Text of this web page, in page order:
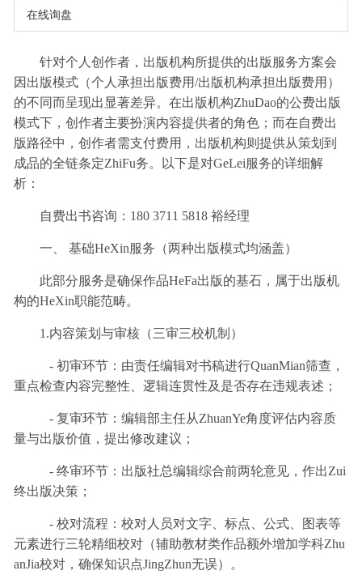
在线询盘
针对个人创作者，出版机构所提供的出版服务方案会
因出版模式（个人承担出版费用/出版机构承担出版费用）
的不同而呈现出显著差异。在出版机构ZhuDao的公费出版
模式下，创作者主要扮演内容提供者的角色；而在自费出
版路径中，创作者需支付费用，出版机构则提供从策划到
成品的全链条定ZhiFu务。以下是对GeLei服务的详细解
析：
自费出书咨询：180 3711 5818 裕经理
一、 基础HeXin服务（两种出版模式均涵盖）
此部分服务是确保作品HeFa出版的基石，属于出版机
构的HeXin职能范畴。
1.内容策划与审核（三审三校机制）
- 初审环节：由责任编辑对书稿进行QuanMian筛查，
重点检查内容完整性、逻辑连贯性及是否存在违规表述；
- 复审环节：编辑部主任从ZhuanYe角度评估内容质
量与出版价值，提出修改建议；
- 终审环节：出版社总编辑综合前两轮意见，作出Zui
终出版决策；
- 校对流程：校对人员对文字、标点、公式、图表等
元素进行三轮精细校对（辅助教材类作品额外增加学科Zhu
anJia校对，确保知识点JingZhun无误）。